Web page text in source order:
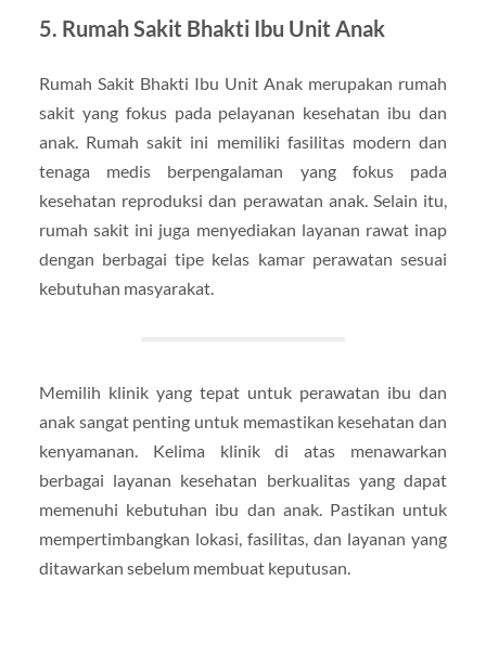
5. Rumah Sakit Bhakti Ibu Unit Anak
Rumah Sakit Bhakti Ibu Unit Anak merupakan rumah
sakit yang fokus pada pelayanan kesehatan ibu dan
anak. Rumah sakit ini memiliki fasilitas modern dan
tenaga medis berpengalaman yang fokus pada
kesehatan reproduksi dan perawatan anak. Selain itu,
rumah sakit ini juga menyediakan layanan rawat inap
dengan berbagai tipe kelas kamar perawatan sesuai
kebutuhan masyarakat.
Memilih klinik yang tepat untuk perawatan ibu dan
anak sangat penting untuk memastikan kesehatan dan
kenyamanan. Kelima klinik di atas menawarkan
berbagai layanan kesehatan berkualitas yang dapat
memenuhi kebutuhan ibu dan anak. Pastikan untuk
mempertimbangkan lokasi, fasilitas, dan layanan yang
ditawarkan sebelum membuat keputusan.